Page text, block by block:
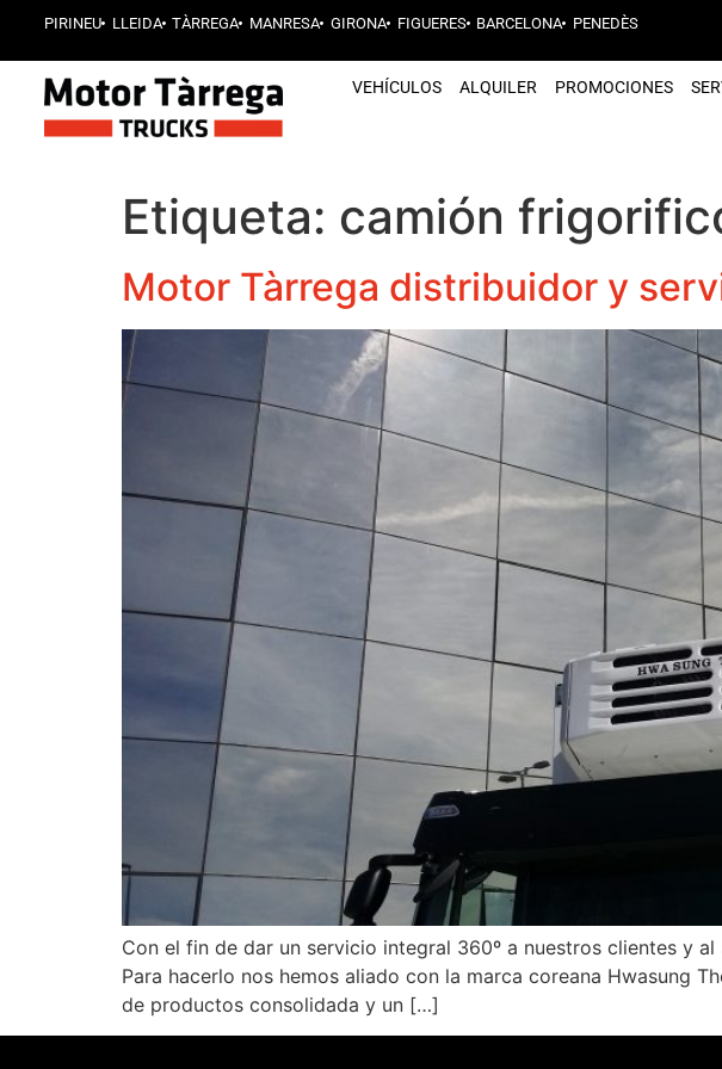
PIRINEU LLEIDA TÀRREGA MANRESA GIRONA FIGUERES BARCELONA PENEDÈS
VEHÍCULOS ALQUILER PROMOCIONES
Etiqueta: camión
Motor Tàrrega distribuidor y
Con el fin de dar un servicio integral 360º a nuestros clientes y
Para hacerlo nos hemos aliado con la marca coreana Hwasung
de productos consolidada y un […]